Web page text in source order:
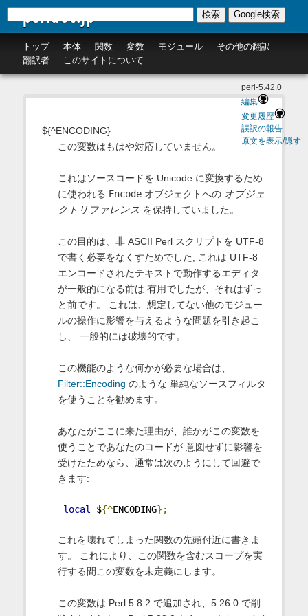
perldoc.jp
トップ 本体 関数 変数 モジュール
その他の翻訳
翻訳者
このサイトについて
検索 Google検索
perl-5.42.0
編集
変更履歴
誤訳の報告
原文を表示/隠す
${^ENCODING}
この変数はもはや対応していません。
これはソースコードを Unicode に変換するため
に使われる Encodeオブジェクトへの オブジェ
クトリファレンス を保持していました。
この目的は、非 ASCII Perl スクリプトを UTF-8
で書く必要をなくすためでした; これは UTF-8
エンコードされたテキストで動作するエディタ
が一般的になる前は 有用でしたが、それはずっ
と前です。 これは、想定してない他のモジュー
ルの操作に影響を与えるような問題を引き起こ
し、 一般的には破壊的です。
この機能のような何かが必要な場合は、
Filter::Encoding のような 単純なソースフィルタ
を使うことを勧めます。
あなたがここに来た理由が、誰かがこの変数を
使うことであなたのコードが 意図せずに影響を
受けたためなら、通常は次のようにして回避で
きます:
local ${^ENCODING};
これを壊れてしまった関数の先頭付近に書きま
す。 これにより、この関数を含むスコープを実
行する間この変数を未定義にします。
この変数は Perl 5.8.2 で追加され、5.26.0 で削